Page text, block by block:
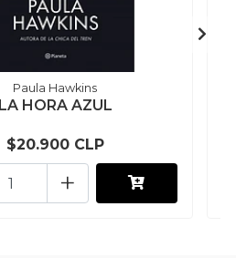
Paula Hawkins
LA HORA AZUL
$20.900 CLP
+